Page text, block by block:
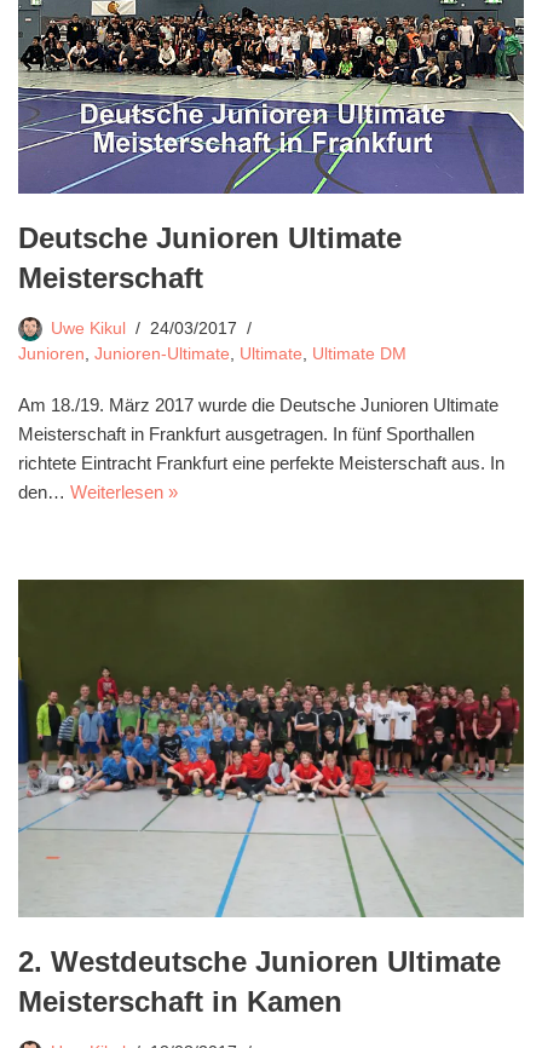
Deutsche Junioren Ultimate
Meisterschaft
Uwe Kikul
24/03/2017
Junioren, Junioren-Ultimate, Ultimate, Ultimate DM
Am 18./19. März 2017 wurde die Deutsche Junioren Ultimate
Meisterschaft in Frankfurt ausgetragen. In fünf Sporthallen
richtete Eintracht Frankfurt eine perfekte Meisterschaft aus. In
den… Weiterlesen »
2. Westdeutsche Junioren Ultimate
Meisterschaft in Kamen